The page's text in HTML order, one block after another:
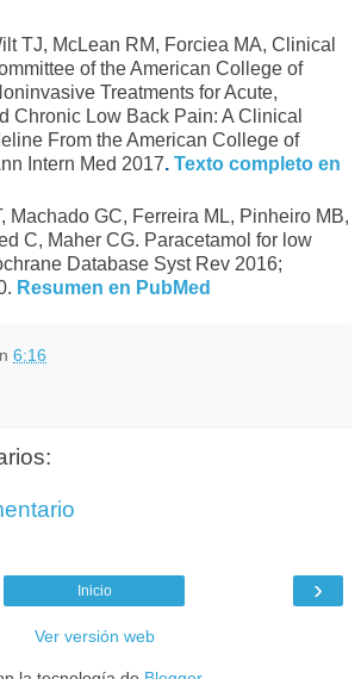
TJ, McLean RM, Forciea MA, Clinical
of the American College of
Treatments for Acute,
Chronic Low Back Pain: A Clinical
From the American College of
Intern Med 2017. Texto completo en
Machado GC, Ferreira ML, Pinheiro MB,
C, Maher CG. Paracetamol for low
Database Syst Rev 2016;
Resumen en PubMed
6:16
›
Inicio
Ver versión web